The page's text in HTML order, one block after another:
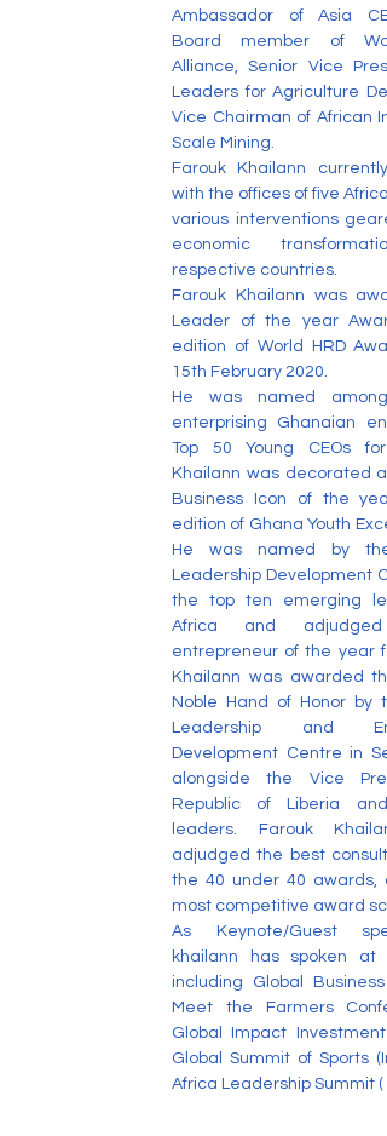
Ambassador of Asia
Board member of
Alliance, Senior Vice
Leaders for Agriculture
Vice Chairman of African
Scale Mining.
Farouk Khailann
with the offices of five
various interventions
economic
respective countries.
Farouk Khailann was
Leader of the year
edition of World HRD
15th February 2020.
He was named
enterprising Ghanaian
Top 50 Young CEOs for
Khailann was decorated
Business Icon of the
edition of Ghana Youth
He was named by
Leadership Development
the top ten emerging
Africa and
entrepreneur of the year
Khailann was awarded
Noble Hand of Honor by
Leadership and
Development Centre in
alongside the Vice
Republic of Liberia
leaders. Farouk
adjudged the best
the 40 under 40 awards,
most competitive award
As Keynote/Guest
khailann has spoken at
including Global Business
Meet the Farmers
Global Impact Investment
Global Summit of Sports
Africa Leadership Summit (